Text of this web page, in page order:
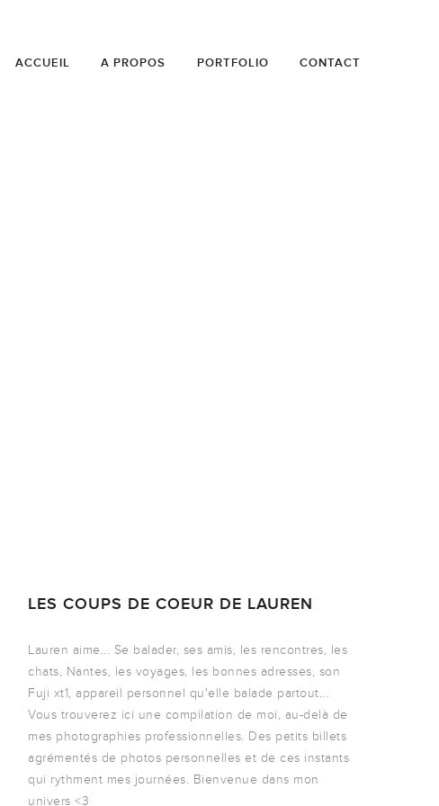
ACCUEIL A PROPOS PORTFOLIO CONTACT
LES COUPS DE COEUR DE LAUREN
Lauren aime... Se balader, ses amis, les rencontres, les
chats, Nantes, les voyages, les bonnes adresses, son
Fuji xt1, appareil personnel qu'elle balade partout...
Vous trouverez ici une compilation de moi, au-delà de
mes photographies professionnelles. Des petits billets
agrémentés de photos personnelles et de ces instants
qui rythment mes journées. Bienvenue dans mon
univers <3